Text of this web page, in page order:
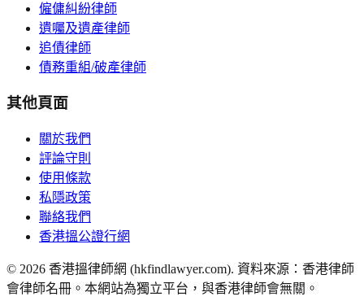
僱傭糾紛律師
遺囑及遺產律師
追債律師
債務重組/破產律師
其他頁面
關於我們
評論守則
使用條款
私隱政策
聯絡我們
香港搵公證行網
© 2026 香港搵律師網 (hkfindlawyer.com). 資料來源：香港律師
會律師名冊。本網站為獨立平台，與香港律師會無關。